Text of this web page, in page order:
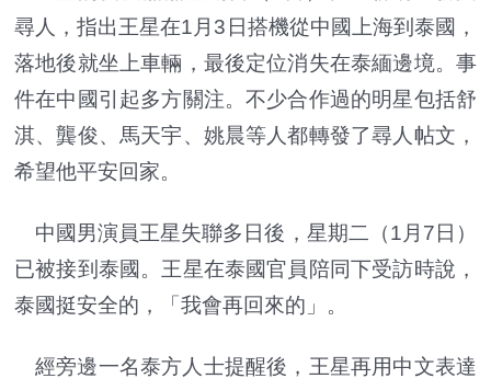
尋人，指出王星在1月3日搭機從中國上海到泰國，
落地後就坐上車輛，最後定位消失在泰緬邊境。事
件在中國引起多方關注。不少合作過的明星包括舒
淇、龔俊、馬天宇、姚晨等人都轉發了尋人帖文，
希望他平安回家。
中國男演員王星失聯多日後，星期二（1月7日）
已被接到泰國。王星在泰國官員陪同下受訪時說，
泰國挺安全的，「我會再回來的」。
經旁邊一名泰方人士提醒後，王星再用中文表達